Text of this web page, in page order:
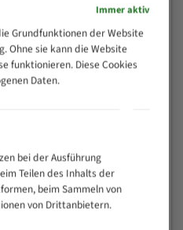
Immer aktiv
Grundfunktionen der Website
Ohne sie kann die Website
funktionieren. Diese Cookies
Daten.
bei der Ausführung
Teilen des Inhalts der
beim Sammeln von
von Drittanbietern.